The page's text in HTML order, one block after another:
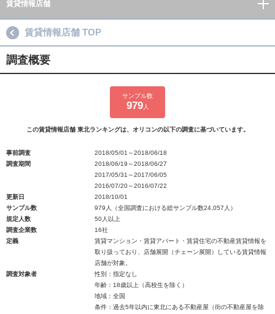
賃貸情報店舗
賃貸情報店舗 TOP
調査概要
サンプル数
979人
この賃貸情報店舗 東北ランキングは、オリコンの以下の調査に基づいています。
事前調査
2018/05/01～2018/06/18
調査期間
2018/06/19～2018/06/27
2017/05/31～2017/06/05
2016/07/20～2016/07/22
更新日
2018/10/01
サンプル数
979人（全国調査における総サンプル数24,057人）
規定人数
50人以上
調査企業数
16社
定義
賃貸マンション・賃貸アパート・賃貸住宅の不動産賃貸情報を
取り扱っており、店舗展開（チェーン展開）している賃貸情報
店舗が対象。
調査対象者
性別：指定なし
年齢：18歳以上（高校生を除く）
地域：全国
条件：過去5年以内に東北にある不動産屋（街の不動産屋を除